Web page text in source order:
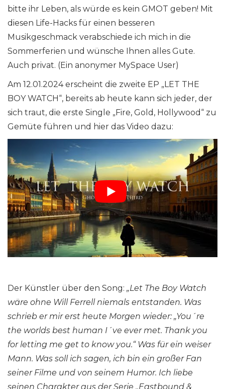
bitte ihr Leben, als würde es kein GMOT geben! Mit
diesen Life-Hacks für einen besseren
Musikgeschmack verabschiede ich mich in die
Sommerferien und wünsche Ihnen alles Gute.
Auch privat. (Ein anonymer MySpace User)
Am 12.01.2024 erscheint die zweite EP „LET THE
BOY WATCH“, bereits ab heute kann sich jeder, der
sich traut, die erste Single „Fire, Gold, Hollywood“ zu
Gemüte führen und hier das Video dazu:
Der Künstler über den Song: „Let The Boy Watch
wäre ohne Will Ferrell niemals entstanden. Was
schrieb er mir erst heute Morgen wieder: „You´re
the worlds best human I´ve ever met. Thank you
for letting me get to know you.“ Was für ein weiser
Mann. Was soll ich sagen, ich bin ein großer Fan
seiner Filme und von seinem Humor. Ich liebe
seinen Charakter aus der Serie „Eastbound &